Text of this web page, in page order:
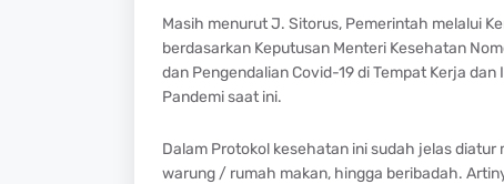
Masih menurut J. Sitorus, Pemerintah melalui
berdasarkan Keputusan Menteri Kesehatan
dan Pengendalian Covid-19 di Tempat Kerja
Pandemi saat ini.
Dalam Protokol kesehatan ini sudah jelas
warung / rumah makan, hingga beribadah.